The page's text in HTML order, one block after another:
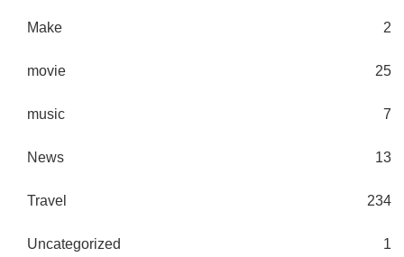
Make 2
movie 25
music 7
News 13
Travel 234
Uncategorized 1